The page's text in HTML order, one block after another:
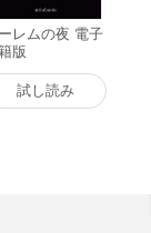
レムの夜 電子
版
試し読み